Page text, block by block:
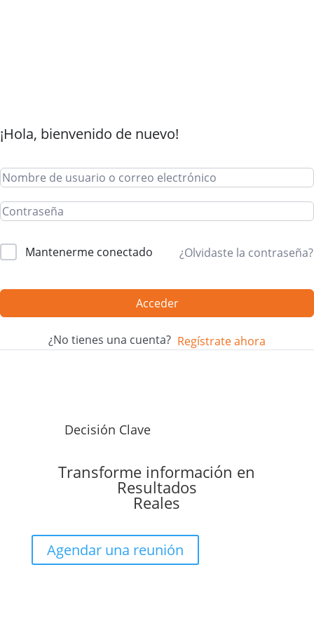
¡Hola, bienvenido de nuevo!
Mantenerme conectado ¿Olvidaste la contraseña?
Acceder
¿No tienes una cuenta? Regístrate ahora
Decisión Clave
Transforme información en
Resultados
Reales
Agendar una reunión